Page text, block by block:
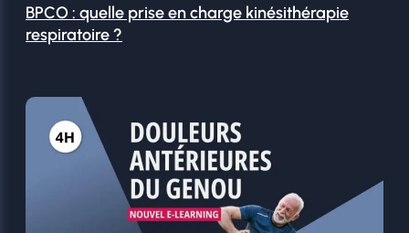
BPCO : quelle prise en charge kinésithérapie
respiratoire ?